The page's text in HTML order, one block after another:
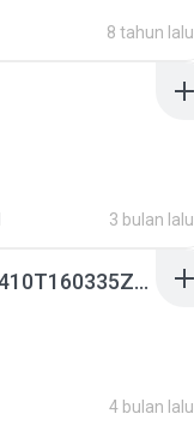
8 tahun lalu
3 bulan lalu
whatsapp backups -20260410T160335Z-3-001.zip
4 bulan lalu